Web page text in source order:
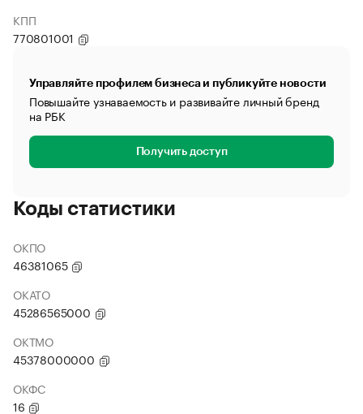
КПП
770801001
Управляйте профилем бизнеса и публикуйте новости
Повышайте узнаваемость и развивайте личный бренд
на РБК
Получить доступ
Коды статистики
ОКПО
46381065
ОКАТО
45286565000
ОКТМО
45378000000
ОКФС
16